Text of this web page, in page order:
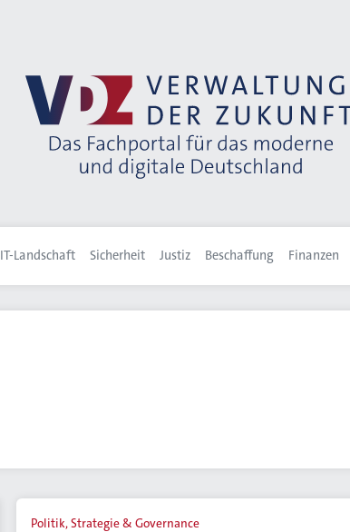
IT-Landschaft Sicherheit Justiz Beschaffung Finanzen
Politik, Strategie & Governance